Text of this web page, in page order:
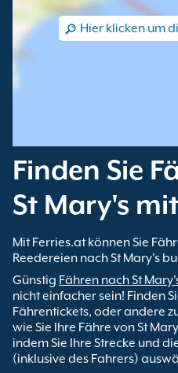
Hier klicken um
Finden Sie
St Mary's
Mit Ferries.at können Sie
Reedereien nach St Mary's
Günstig Fähren nach St
nicht einfacher sein! Finden
Fährentickets, oder andere
wie Sie Ihre Fähre von St
indem Sie Ihre Strecke und
(inklusive des Fahrers)